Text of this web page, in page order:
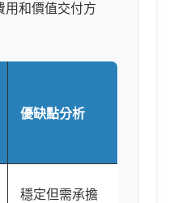
用和價值交付方
優缺點分析
穩定但需承擔